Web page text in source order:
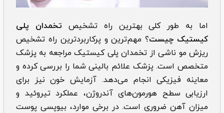
اما به طور کلی بهترین راه تشخیص تخمدان پلی
کیستیک چیست؟ مهم‌ترین و پرکاربردترین ‌‌راه تشخیص
ریزش مو ناشی از تخمدان پلی کیستیک مراجعه به پزشک
متخصص است. پزشک علائم بالینی شما را بررسی کرده و
معاینه فیزیکی انجام می‌دهد. آزمایش خون نیز برای
ارزیابی سطح هورمون‌های آندروژن، عملکرد تیروئید و
میزان آهن ضروری است. در برخی موارد، بیوپسی پوست